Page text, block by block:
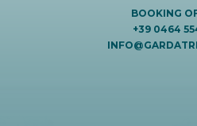
BOOKING
+39 0464